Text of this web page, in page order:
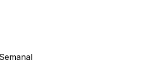
Semanal